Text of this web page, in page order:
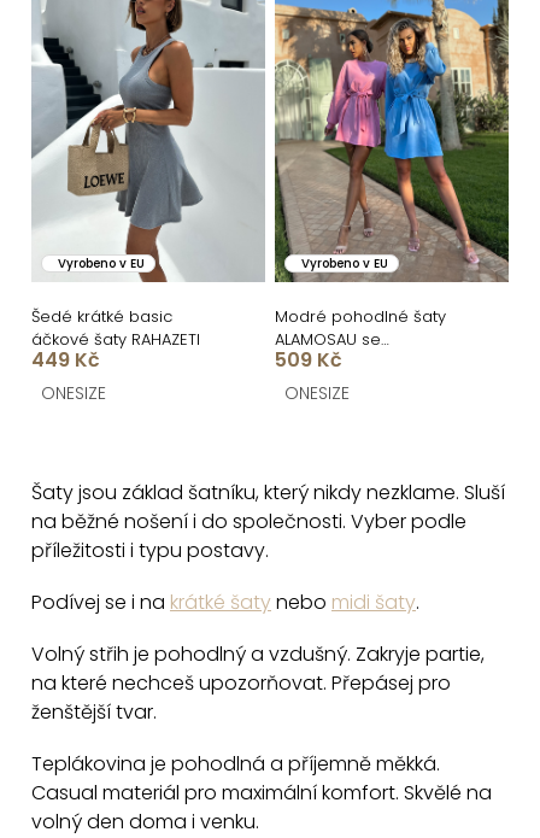
Vyrobeno v EU
Šedé krátké basic
áčkové šaty RAHAZETI
449 Kč
ONESIZE
Vyrobeno v EU
Modré pohodlné šaty
ALAMOSAU se
zavazováním
509 Kč
ONESIZE
l
á
a
í
p
v
k
Šaty jsou základ šatníku, který nikdy nezklame. Sluší
na běžné nošení i do společnosti. Vyber podle
příležitosti i typu postavy.
Podívej se i na krátké šatynebo midi šaty.
Volný střih je pohodlný a vzdušný. Zakryje partie,
na které nechceš upozorňovat. Přepásej pro
ženštější tvar.
Teplákovina je pohodlná a příjemně měkká.
Casual materiál pro maximální komfort. Skvělé na
volný den doma i venku.